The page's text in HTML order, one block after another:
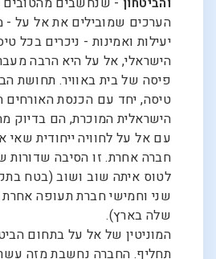
הערכים שמובילים את אל על -
יעילות ואמינות - ניכרים בכל
הישראלי, אל על היא הרבה
פיסה של בית באוויר. תחושת
טיסה, יחד עם הכנסת האורחים
הישראלית המוכרת, הם בדיוק
עם אל על לחוויה ייחודית
חברה אחרת. זו הסיבה שדורות
לטוס איתה שוב ושוב (בטח
שני וחמישי חברת תעופה
שלה בארץ).
המוניטין של אל על בתחום
תחליף. החברה נחשבת מזה